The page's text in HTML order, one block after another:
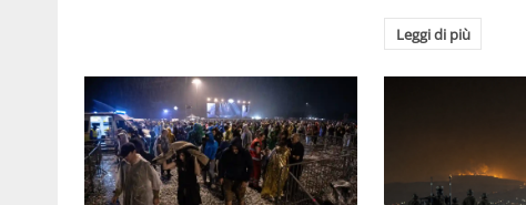
Leggi di più